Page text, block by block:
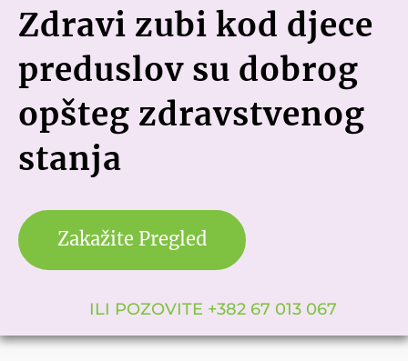
Zdravi zubi kod djece
preduslov su dobrog
opšteg zdravstvenog
stanja
Zakažite Pregled
ILI POZOVITE +382 67 013 067